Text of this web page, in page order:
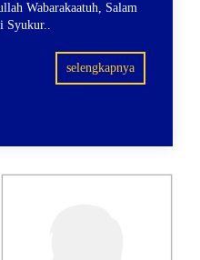
Wabarakaatuh, Salam
Syukur..
selengkapnya